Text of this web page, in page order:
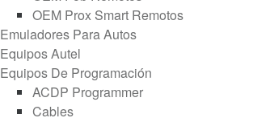
OEM Prox Smart Remotos
Emuladores Para Autos
Equipos Autel
Equipos De Programación
ACDP Programmer
Cables